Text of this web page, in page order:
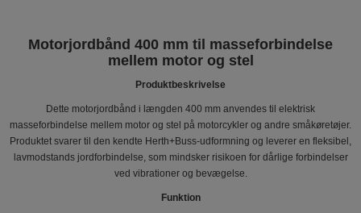
Motorjordbånd 400 mm til masseforbindelse
mellem motor og stel
Produktbeskrivelse
Dette motorjordbånd i længden 400 mm anvendes til elektrisk
masseforbindelse mellem motor og stel på motorcykler og andre småkøretøjer.
Produktet svarer til den kendte Herth+Buss-udformning og leverer en fleksibel,
lavmodstands jordforbindelse, som mindsker risikoen for dårlige forbindelser
ved vibrationer og bevægelse.
Funktion